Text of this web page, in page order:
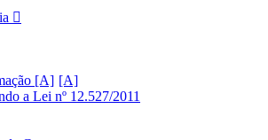
[A]
a Lei nº 12.527/2011